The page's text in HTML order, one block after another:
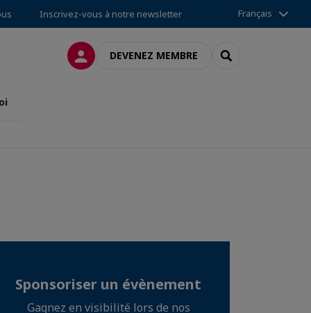
Inscrivez-vous à notre newsletter Français
CONNEXIONDEVENEZ MEMBRE RECHERCHER
Sponsoriser un évènement
Gagnez en visibilité lors de nos